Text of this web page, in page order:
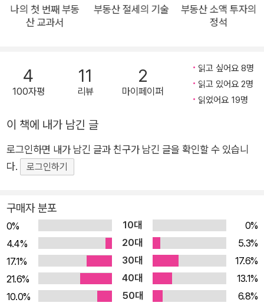
며 시간이 흐를수록 가치를 더해가고 있다. 2022년 개정증보판
에서는, 수많은 정책과 문화 트렌드, 소비자의 선호도 변화에 맞
한 ‘경제적 자유 달성을 위한 20년 프로젝트’를 최초로 공개한다.
특별한 누군가가 특별한 시점에 얻은 성공담에 지쳤는가? 이 책
든지, 얼마든지 성공할 수 있는 투자의 정석을 소개하기 때문이
다. #부동산투자 #부동산김사부 #월급쟁이부자 #경제적자유 #
부동산투자의정석 “투자 성공담은 집어치우고, 이제 교과서를 펼
쳐라!” | 고수들의 스승 1세대 투자자 부동산 김사부의 인사이트 |
다. 나와 별반 다를 게 없어 보이는 평범한 사람들이 ‘부동산 투
자’로 수십억대 자산가로 변모하는 과정을 말이다. 거기엔 과장도
거짓도 없었다. 그들은 일찍 부동산에 눈을 떴고, 가치 있는 물건
을 저렴하게 매수했으며, 상승장을 거치며 그 부동산의 가격이 3
00~500% 뛰었다는 것이 팩트다. 단, 여기서 그들 모두가 마치
짜기라도 한 것처럼 한목소리로 고백하는 특별한 성공비결이 있
나의 첫 번째 부동
산 교과서
부동산 절세의 기술
부동산 소액 투자의
정석
4
100자평
11
리뷰
2
마이페이퍼
읽고 싶어요 8명
읽고 있어요 2명
읽었어요 19명
이 책에 내가 남긴 글
로그인하면 내가 남긴 글과 친구가 남긴 글을 확인할 수 있습니
다.
로그인하기
구매자 분포
0% 10대
0%
4.4%
20대
5.3%
17.1%
30대
17.6%
21.6%
40대
13.1%
10.0%
50대
6.8%